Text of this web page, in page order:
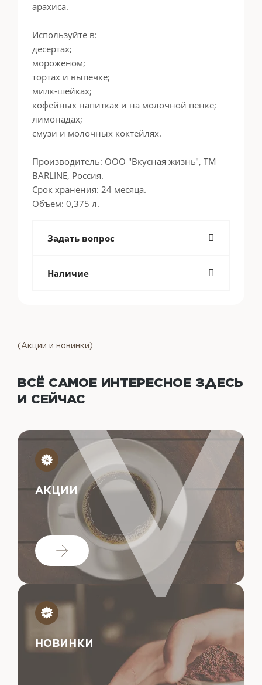
арахиса.
Используйте в:
десертах;
мороженом;
тортах и выпечке;
милк-шейках;
кофейных напитках и на молочной пенке;
лимонадах;
смузи и молочных коктейлях.
Производитель: ООО "Вкусная жизнь", ТМ
BARLINE, Россия.
Срок хранения: 24 месяца.
Объем: 0,375 л.
Задать вопрос
Наличие
(Акции и новинки)
ВСЁ САМОЕ ИНТЕРЕСНОЕ ЗДЕСЬ
И СЕЙЧАС
АКЦИИ
НОВИНКИ